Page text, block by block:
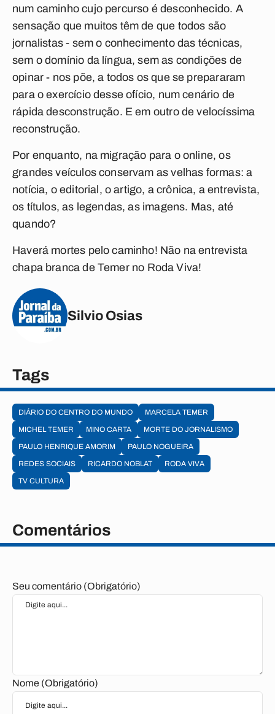
num caminho cujo percurso é desconhecido. A
sensação que muitos têm de que todos são
jornalistas - sem o conhecimento das técnicas,
sem o domínio da língua, sem as condições de
opinar - nos põe, a todos os que se prepararam
para o exercício desse ofício, num cenário de
rápida desconstrução. E em outro de velocíssima
reconstrução.
Por enquanto, na migração para o online, os
grandes veículos conservam as velhas formas: a
notícia, o editorial, o artigo, a crônica, a entrevista,
os títulos, as legendas, as imagens. Mas, até
quando?
Haverá mortes pelo caminho! Não na entrevista
chapa branca de Temer no Roda Viva!
Silvio Osias
Tags
DIÁRIO DO CENTRO DO MUNDO
MARCELA TEMER
MICHEL TEMER
MINO CARTA
MORTE DO JORNALISMO
PAULO HENRIQUE AMORIM
PAULO NOGUEIRA
REDES SOCIAIS
RICARDO NOBLAT
RODA VIVA
TV CULTURA
Comentários
Seu comentário (Obrigatório)
Nome (Obrigatório)